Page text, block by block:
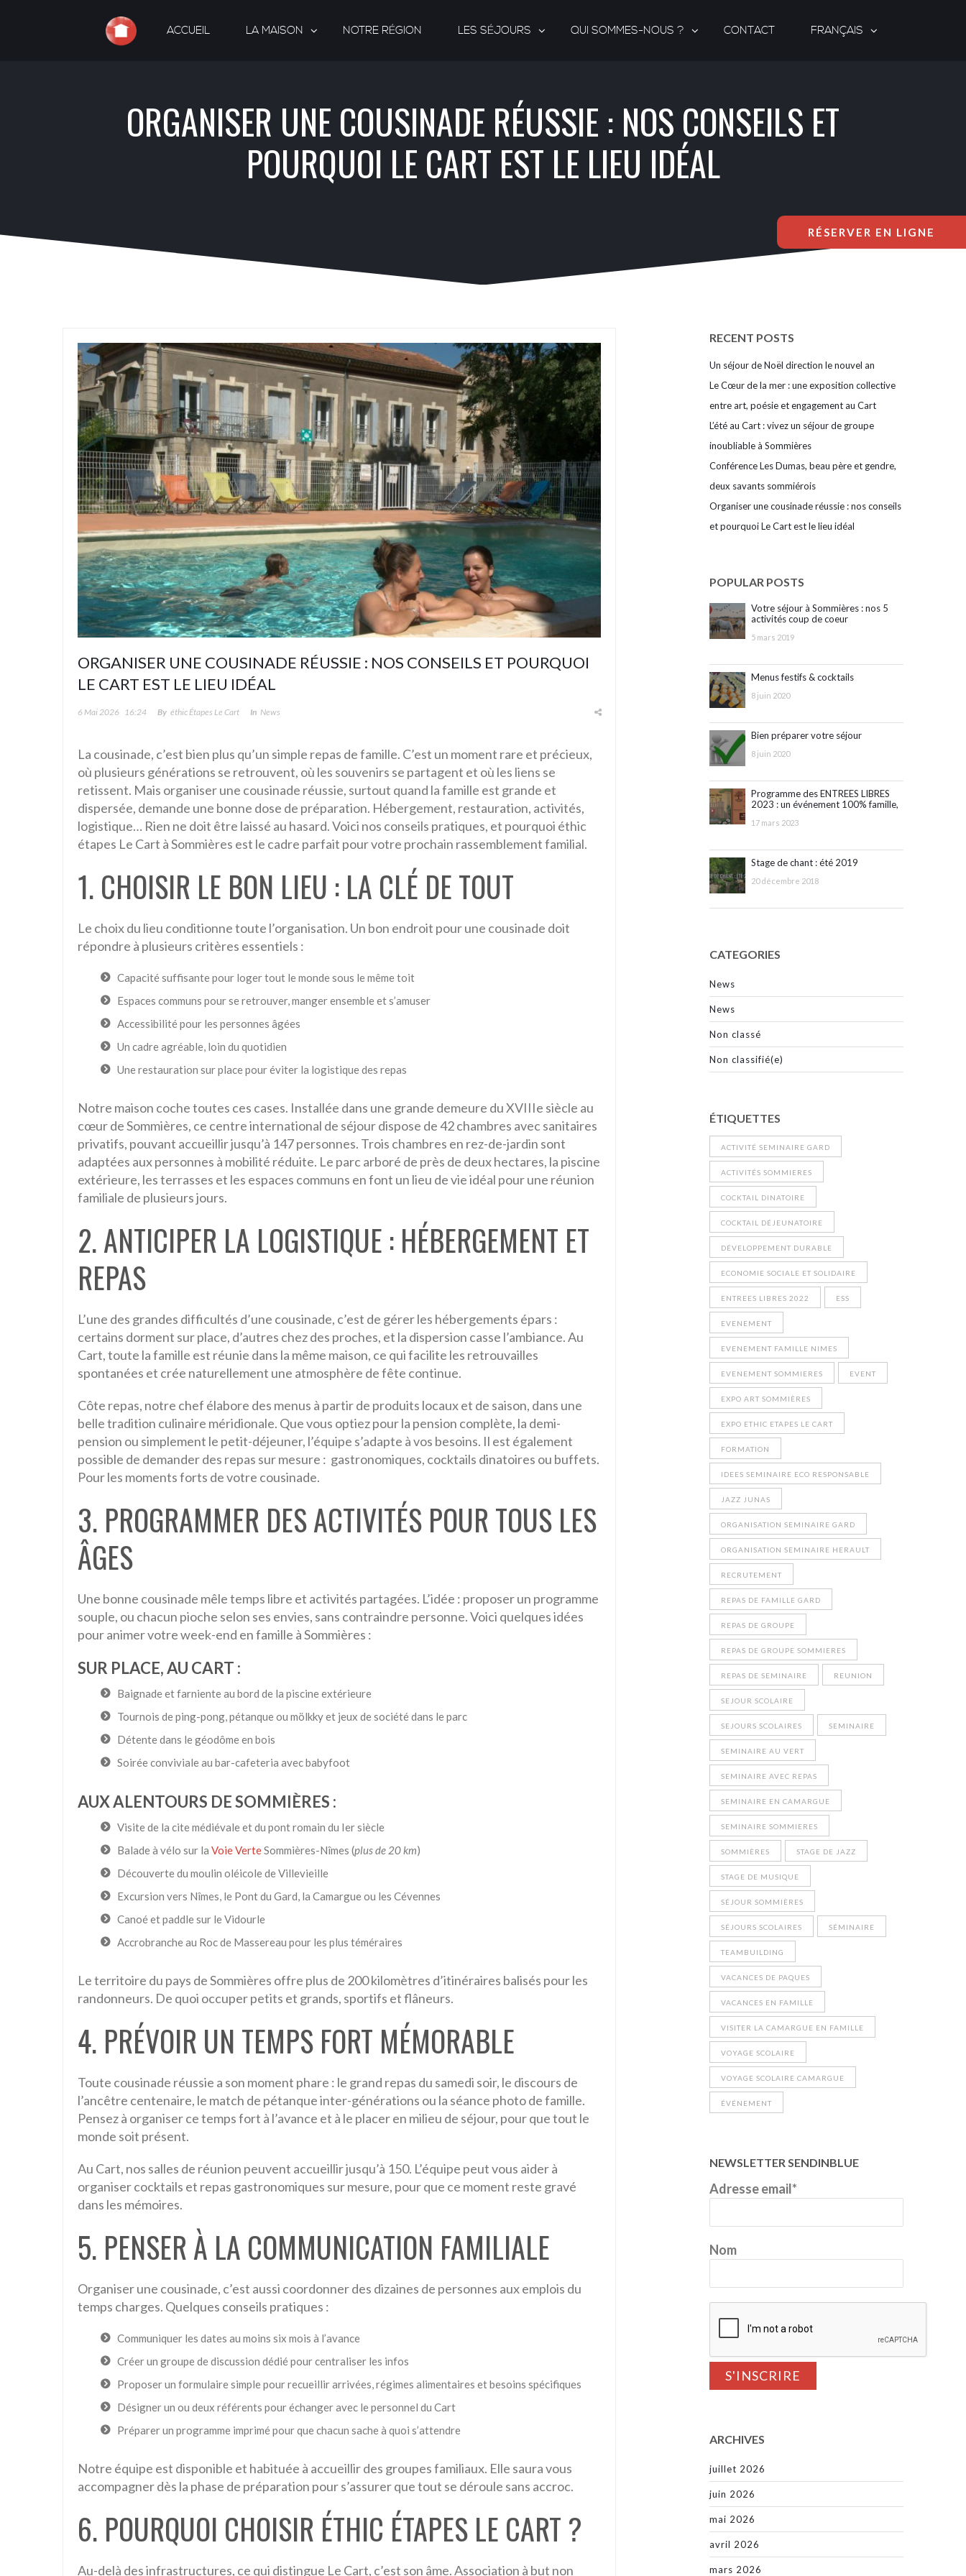
ACCUEIL LA MAISON NOTRE RÉGION LES SÉJOURS QUI SOMMES-NOUS ? CONTACT FRANÇAIS
ORGANISER UNE COUSINADE RÉUSSIE : NOS CONSEILS ET
POURQUOI LE CART EST LE LIEU IDÉAL
ORGANISER UNE COUSINADE RÉUSSIE : NOS CONSEILS ET POURQUOI
LE CART EST LE LIEU IDÉAL
6 Mai 2026 16:24 By Éthic Étapes Le Cart In News
La cousinade, c’est bien plus qu’un simple repas de famille. C’est un moment rare et précieux,
où plusieurs générations se retrouvent, où les souvenirs se partagent et où les liens se
retissent. Mais organiser une cousinade réussie, surtout quand la famille est grande et
dispersée, demande une bonne dose de préparation. Hébergement, restauration, activités,
logistique… Rien ne doit être laissé au hasard. Voici nos conseils pratiques, et pourquoi éthic
étapes Le Cart à Sommières est le cadre parfait pour votre prochain rassemblement familial.
1. CHOISIR LE BON LIEU : LA CLÉ DE TOUT
Le choix du lieu conditionne toute l’organisation. Un bon endroit pour une cousinade doit
répondre à plusieurs critères essentiels :
Capacité suffisante pour loger tout le monde sous le même toit
Espaces communs pour se retrouver, manger ensemble et s’amuser
Accessibilité pour les personnes âgées
Un cadre agréable, loin du quotidien
Une restauration sur place pour éviter la logistique des repas
Notre maison coche toutes ces cases. Installée dans une grande demeure du XVIIIe siècle au
cœur de Sommières, ce centre international de séjour dispose de 42 chambres avec sanitaires
privatifs, pouvant accueillir jusqu’à 147 personnes. Trois chambres en rez-de-jardin sont
adaptées aux personnes à mobilité réduite. Le parc arboré de près de deux hectares, la piscine
extérieure, les terrasses et les espaces communs en font un lieu de vie idéal pour une réunion
familiale de plusieurs jours.
2. ANTICIPER LA LOGISTIQUE : HÉBERGEMENT ET
REPAS
L’une des grandes difficultés d’une cousinade, c’est de gérer les hébergements épars :
certains dorment sur place, d’autres chez des proches, et la dispersion casse l’ambiance. Au
Cart, toute la famille est réunie dans la même maison, ce qui facilite les retrouvailles
spontanées et crée naturellement une atmosphère de fête continue.
Côte repas, notre chef élabore des menus à partir de produits locaux et de saison, dans une
belle tradition culinaire méridionale. Que vous optiez pour la pension complète, la demi-
pension ou simplement le petit-déjeuner, l’équipe s’adapte à vos besoins. Il est également
possible de demander des repas sur mesure : gastronomiques, cocktails dinatoires ou buffets.
Pour les moments forts de votre cousinade.
3. PROGRAMMER DES ACTIVITÉS POUR TOUS LES
ÂGES
Une bonne cousinade mêle temps libre et activités partagées. L’idée : proposer un programme
souple, ou chacun pioche selon ses envies, sans contraindre personne. Voici quelques idées
pour animer votre week-end en famille à Sommières :
SUR PLACE, AU CART :
Baignade et farniente au bord de la piscine extérieure
Tournois de ping-pong, pétanque ou mölkky et jeux de société dans le parc
Détente dans le géodôme en bois
Soirée conviviale au bar-cafeteria avec babyfoot
AUX ALENTOURS DE SOMMIÈRES :
Visite de la cite médiévale et du pont romain du Ier siècle
Balade à vélo sur la Voie VerteSommières-Nîmes (plus de 20 km)
Découverte du moulin oléicole de Villevieille
Excursion vers Nîmes, le Pont du Gard, la Camargue ou les Cévennes
Canoé et paddle sur le Vidourle
Accrobranche au Roc de Massereau pour les plus téméraires
Le territoire du pays de Sommières offre plus de 200 kilomètres d’itinéraires balisés pour les
randonneurs. De quoi occuper petits et grands, sportifs et flâneurs.
4. PRÉVOIR UN TEMPS FORT MÉMORABLE
Toute cousinade réussie a son moment phare : le grand repas du samedi soir, le discours de
l’ancêtre centenaire, le match de pétanque inter-générations ou la séance photo de famille.
Pensez à organiser ce temps fort à l’avance et à le placer en milieu de séjour, pour que tout le
monde soit présent.
Au Cart, nos salles de réunion peuvent accueillir jusqu’à 150. L’équipe peut vous aider à
organiser cocktails et repas gastronomiques sur mesure, pour que ce moment reste gravé
dans les mémoires.
5. PENSER À LA COMMUNICATION FAMILIALE
Organiser une cousinade, c’est aussi coordonner des dizaines de personnes aux emplois du
temps charges. Quelques conseils pratiques :
Communiquer les dates au moins six mois à l’avance
Créer un groupe de discussion dédié pour centraliser les infos
Proposer un formulaire simple pour recueillir arrivées, régimes alimentaires et besoins spécifiques
Désigner un ou deux référents pour échanger avec le personnel du Cart
Préparer un programme imprimé pour que chacun sache à quoi s’attendre
Notre équipe est disponible et habituée à accueillir des groupes familiaux. Elle saura vous
accompagner dès la phase de préparation pour s’assurer que tout se déroule sans accroc.
6. POURQUOI CHOISIR ÉTHIC ÉTAPES LE CART ?
Au-delà des infrastructures, ce qui distingue Le Cart, c’est son âme. Association à but non
RECENT POSTS
Un séjour de Noël direction le nouvel an
Le Cœur de la mer : une exposition collective
entre art, poésie et engagement au Cart
L’été au Cart : vivez un séjour de groupe
inoubliable à Sommières
Conférence Les Dumas, beau père et gendre,
deux savants sommiérois
Organiser une cousinade réussie : nos conseils
et pourquoi Le Cart est le lieu idéal
POPULAR POSTS
Votre séjour à Sommières : nos 5
activités coup de coeur
5 mars 2019
Menus festifs & cocktails
8 juin 2020
Bien préparer votre séjour
8 juin 2020
Programme des ENTREES LIBRES
2023 : un événement 100% famille,
17 mars 2023
Stage de chant : été 2019
20 décembre 2018
CATEGORIES
News
News
Non classé
Non classifié(e)
ÉTIQUETTES
ACTIVITÉ SEMINAIRE GARD
ACTIVITÉS SOMMIERES
COCKTAIL DINATOIRE
COCKTAIL DÉJEUNATOIRE
DÉVELOPPEMENT DURABLE
ECONOMIE SOCIALE ET SOLIDAIRE
ENTREES LIBRES 2022 ESS
EVENEMENT
EVENEMENT FAMILLE NIMES
EVENEMENT SOMMIERES EVENT
EXPO ART SOMMIÈRES
EXPO ETHIC ETAPES LE CART
FORMATION
IDEES SEMINAIRE ECO RESPONSABLE
JAZZ JUNAS
ORGANISATION SEMINAIRE GARD
ORGANISATION SEMINAIRE HERAULT
RECRUTEMENT
REPAS DE FAMILLE GARD
REPAS DE GROUPE
REPAS DE GROUPE SOMMIERES
REPAS DE SEMINAIRE REUNION
SEJOUR SCOLAIRE
SEJOURS SCOLAIRES SEMINAIRE
SEMINAIRE AU VERT
SEMINAIRE AVEC REPAS
SEMINAIRE EN CAMARGUE
SEMINAIRE SOMMIERES
SOMMIÈRES STAGE DE JAZZ
STAGE DE MUSIQUE
SÉJOUR SOMMIÈRES
SÉJOURS SCOLAIRES SÉMINAIRE
TEAMBUILDING
VACANCES DE PAQUES
VACANCES EN FAMILLE
VISITER LA CAMARGUE EN FAMILLE
VOYAGE SCOLAIRE
VOYAGE SCOLAIRE CAMARGUE
ÉVÉNEMENT
NEWSLETTER SENDINBLUE
Adresse email*
Nom
ARCHIVES
juillet 2026
juin 2026
mai 2026
avril 2026
mars 2026
RÉSERVER EN LIGNE